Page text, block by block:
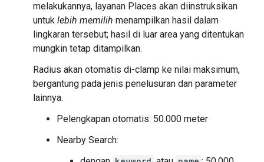
melakukannya, layanan Places akan diinstruksikan
untuk lebih memilih menampilkan hasil dalam
lingkaran tersebut; hasil di luar area yang ditentukan
mungkin tetap ditampilkan.
Radius akan otomatis di-clamp ke nilai maksimum,
bergantung pada jenis penelusuran dan parameter
lainnya.
Pelengkapan otomatis: 50.000 meter
Nearby Search: